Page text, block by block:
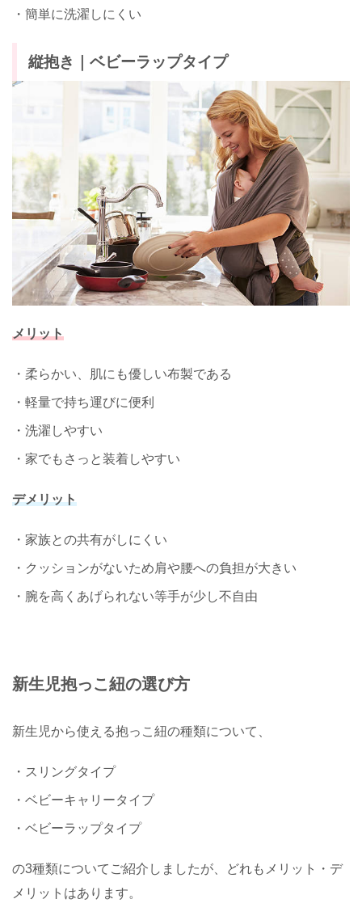
・簡単に洗濯しにくい
縦抱き｜ベビーラップタイプ
メリット
・柔らかい、肌にも優しい布製である
・軽量で持ち運びに便利
・洗濯しやすい
・家でもさっと装着しやすい
デメリット
・家族との共有がしにくい
・クッションがないため肩や腰への負担が大きい
・腕を高くあげられない等手が少し不自由
新生児抱っこ紐の選び方
新生児から使える抱っこ紐の種類について、
・スリングタイプ
・ベビーキャリータイプ
・ベビーラップタイプ
の3種類についてご紹介しましたが、どれもメリット・デ
メリットはあります。